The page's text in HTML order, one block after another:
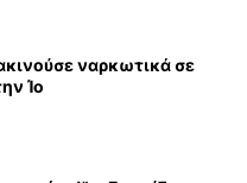
ναρκωτικά σε
Ίο